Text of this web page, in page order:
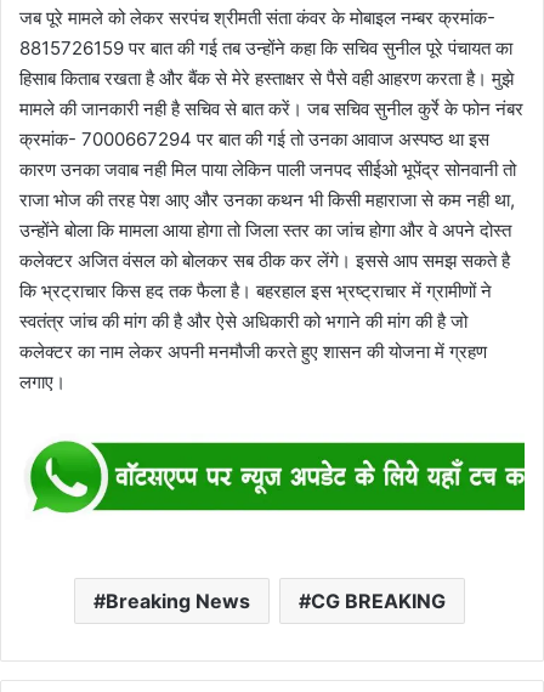
जब पूरे मामले को लेकर सरपंच श्रीमती संता कंवर के मोबाइल नम्बर क्रमांक-
8815726159 पर बात की गई तब उन्होंने कहा कि सचिव सुनील पूरे पंचायत का
हिसाब किताब रखता है और बैंक से मेरे हस्ताक्षर से पैसे वही आहरण करता है। मुझे
मामले की जानकारी नही है सचिव से बात करें। जब सचिव सुनील कुर्रे के फोन नंबर
क्रमांक- 7000667294 पर बात की गई तो उनका आवाज अस्पष्ठ था इस
कारण उनका जवाब नही मिल पाया लेकिन पाली जनपद सीईओ भूपेंद्र सोनवानी तो
राजा भोज की तरह पेश आए और उनका कथन भी किसी महाराजा से कम नही था,
उन्होंने बोला कि मामला आया होगा तो जिला स्तर का जांच होगा और वे अपने दोस्त
कलेक्टर अजित वंसल को बोलकर सब ठीक कर लेंगे। इससे आप समझ सकते है
कि भ्रट्राचार किस हद तक फैला है। बहरहाल इस भ्रष्ट्राचार में ग्रामीणों ने
स्वतंत्र जांच की मांग की है और ऐसे अधिकारी को भगाने की मांग की है जो
कलेक्टर का नाम लेकर अपनी मनमौजी करते हुए शासन की योजना में ग्रहण
लगाए।
Breaking News CG BREAKING